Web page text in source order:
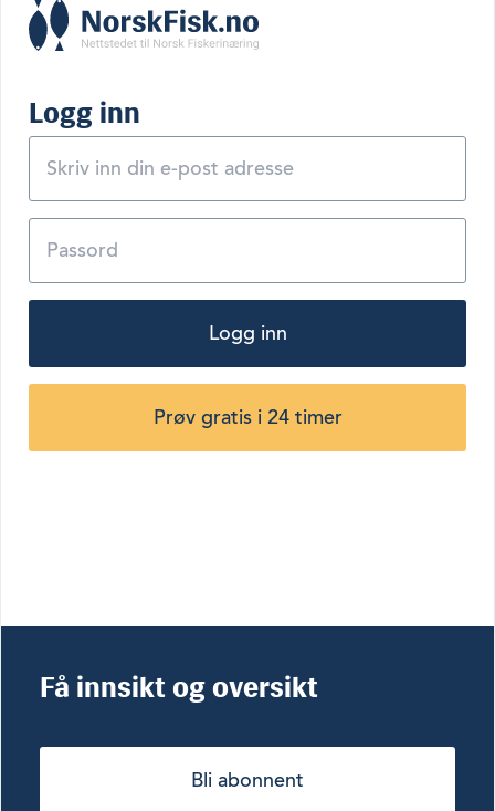
Logg inn
Logg inn
Prøv gratis i 24 timer
Få innsikt og oversikt
Bli abonnent